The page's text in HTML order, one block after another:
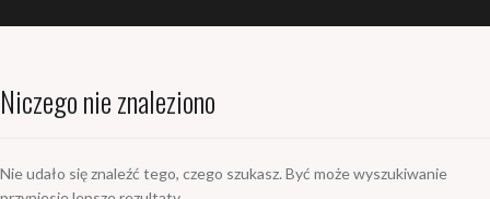
Niczego nie znaleziono
Nie udało się znaleźć tego, czego szukasz. Być może wyszukiwanie